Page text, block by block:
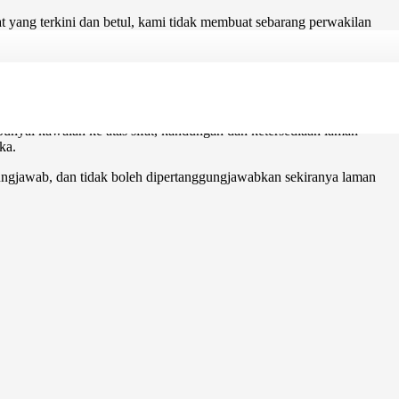
terkini dan betul, kami tidak membuat sebarang perwakilan
dengan laman web atau maklumat, produk, perkhidmatan, atau
sendiri.
atau berbangkit atau kerosakan, atau apa-apa kerugian
kawalan ke atas sifat, kandungan dan ketersediaan laman-
dan tidak boleh dipertanggungjawabkan sekiranya laman